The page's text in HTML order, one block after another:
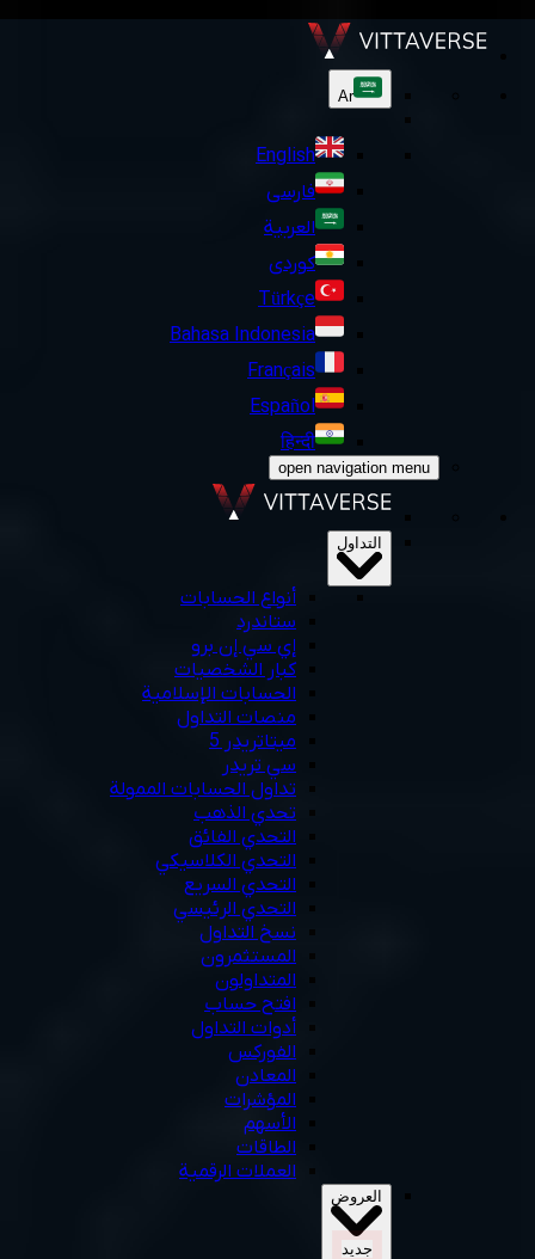
Ar
English
فارسی
العربية
کوردی
Türkçe
Bahasa Indonesia
Français
Español
हिन्दी
open navigation menu
التداول
أنواع الحسابات
ستاندرد
إي سي إن برو
كبار الشخصيات
الحسابات الإسلامية
منصات التداول
ميتاتريدر 5
سي تريدر
تداول الحسابات الممولة
تحدي الذهب
التحدي الفائق
التحدي الكلاسيكي
التحدي السريع
التحدي الرئيسي
نسخ التداول
المستثمرون
المتداولون
افتح حساب
أدوات التداول
الفوركس
المعادن
المؤشرات
الأسهم
الطاقات
العملات الرقمية
العروض
جديد